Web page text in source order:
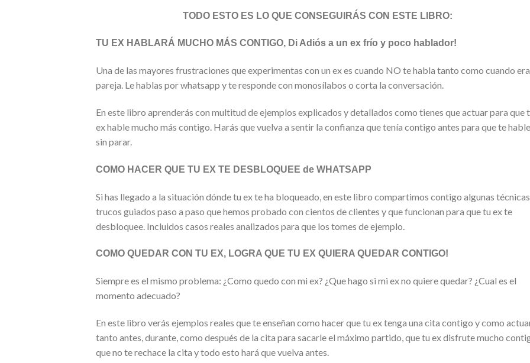
TODO ESTO ES LO QUE CONSEGUIRÁS CON ESTE LIBRO:
TU EX HABLARÁ MUCHO MÁS CONTIGO, Di Adiós a un ex frío y poco hablador!
Una de las mayores frustraciones que experimentas con un ex es cuando NO te habla tanto como cuando
pareja. Le hablas por whatsapp y te responde con monosílabos o corta la conversación.
En este libro aprenderás con multitud de ejemplos explicados y detallados como tienes que actuar para que
ex hable mucho más contigo. Harás que vuelva a sentir la confianza que tenía contigo antes para que te hable
sin parar.
COMO HACER QUE TU EX TE DESBLOQUEE de WHATSAPP
Si has llegado a la situación dónde tu ex te ha bloqueado, en este libro compartimos contigo algunas
trucos guiados paso a paso que hemos probado con cientos de clientes y que funcionan para que tu ex te
desbloquee. Incluidos casos reales analizados para que los tomes de ejemplo.
COMO QUEDAR CON TU EX, LOGRA QUE TU EX QUIERA QUEDAR CONTIGO!
Siempre es el mismo problema: ¿Como quedo con mi ex? ¿Que hago si mi ex no quiere quedar? ¿Cual es el
momento adecuado?
En este libro verás ejemplos reales que te enseñan como hacer que tu ex tenga una cita contigo y como
tanto antes, durante, como después de la cita para sacarle el máximo partido, que tu ex disfrute mucho
que no te rechace la cita y todo esto hará que vuelva antes.